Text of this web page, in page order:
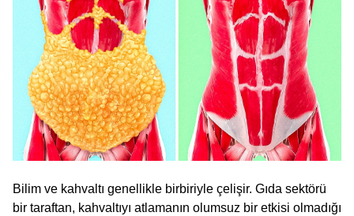
Bilim ve kahvaltı genellikle birbiriyle çelişir. Gıda sektörü
bir taraftan, kahvaltıyı atlamanın olumsuz bir etkisi olmadığı